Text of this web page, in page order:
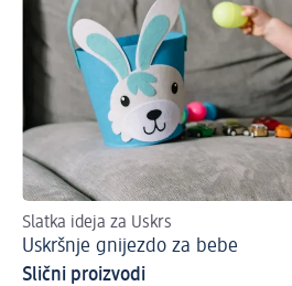
Slatka ideja za Uskrs
Uskršnje gnijezdo za bebe
Slični proizvodi